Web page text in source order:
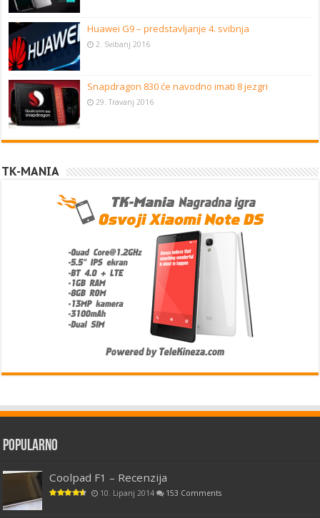
Huawei G9 – predstavljanje 4. svibnja
2. Svibanj 2016
Snapdragon 830 će navodno imati 8 jezgri
29. Travanj 2016
TK-MANIA
Popularno
Coolpad F1 – Recenzija
10. Lipanj 2014 153 Comments